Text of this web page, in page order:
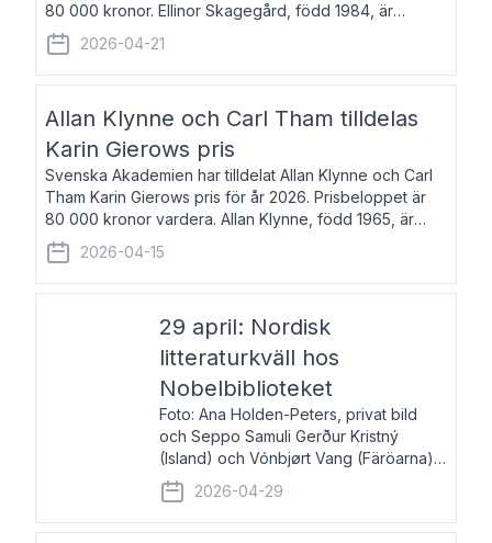
80 000 kronor. Ellinor Skagegård, född 1984, är
författare, journalist och musiker. Hon skriver
återkommande för Svenska Dagbladet, Ups
2026-04-21
Allan Klynne och Carl Tham tilldelas
Karin Gierows pris
Svenska Akademien har tilldelat Allan Klynne och Carl
Tham Karin Gierows pris för år 2026. Prisbeloppet är
80 000 kronor vardera. Allan Klynne, född 1965, är
arkeolog, författare, översättare och fil.dr i antikens
kultur och samhällsliv. Ut
2026-04-15
29 april: Nordisk
litteraturkväll hos
Nobelbiblioteket
Foto: Ana Holden-Peters, privat bild
och Seppo Samuli Gerður Kristný
(Island) och Vónbjørt Vang (Färöarna)
läser ur sina verk och samtalar med
John Swedenmark. De läser upp på
färöiska, isländska och svenska och
2026-04-29